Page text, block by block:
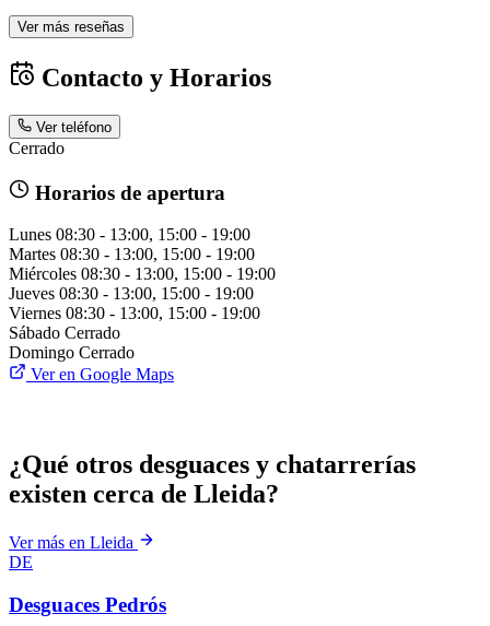
Ver más reseñas
Contacto y Horarios
Ver teléfono
Cerrado
Horarios de apertura
Lunes 08:30 - 13:00, 15:00 - 19:00
Martes 08:30 - 13:00, 15:00 - 19:00
Miércoles 08:30 - 13:00, 15:00 - 19:00
Jueves 08:30 - 13:00, 15:00 - 19:00
Viernes 08:30 - 13:00, 15:00 - 19:00
Sábado Cerrado
Domingo Cerrado
Ver en Google Maps
¿Qué otros desguaces y chatarrerías
existen cerca de Lleida?
Ver más en Lleida
DE
Desguaces Pedrós